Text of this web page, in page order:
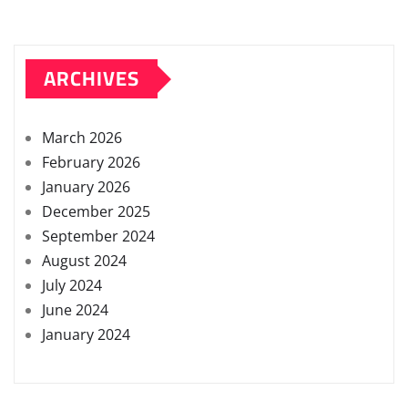
ARCHIVES
March 2026
February 2026
January 2026
December 2025
September 2024
August 2024
July 2024
June 2024
January 2024